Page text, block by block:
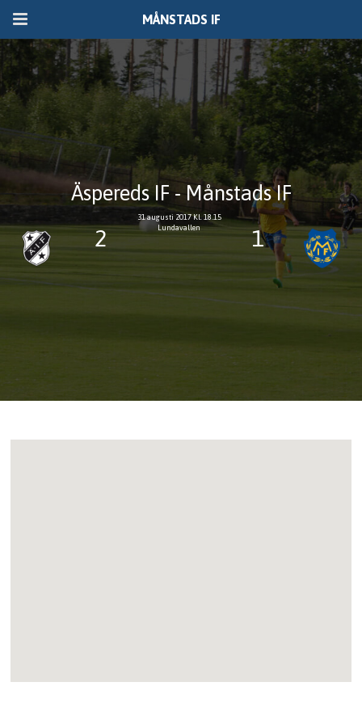
MÅNSTADS IF
Äspereds IF - Månstads IF
2
31 augusti 2017 Kl. 18.15
Lundavallen
1